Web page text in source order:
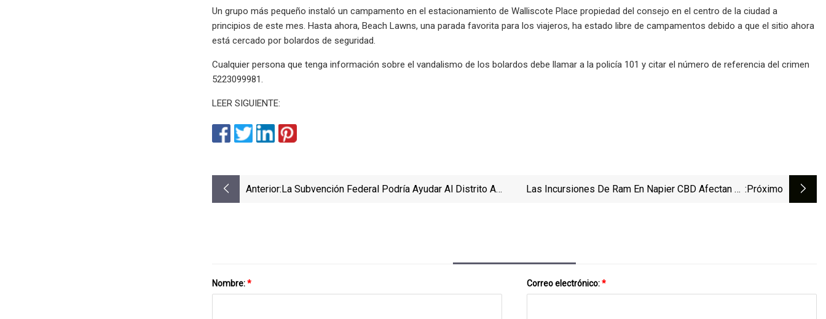
Un grupo más pequeño instaló un campamento en el estacionamiento de Walliscote Place propiedad del consejo en el centro de la ciudad a
principios de este mes. Hasta ahora, Beach Lawns, una parada favorita para los viajeros, ha estado libre de campamentos debido a que el sitio ahora
está cercado por bolardos de seguridad.
Cualquier persona que tenga información sobre el vandalismo de los bolardos debe llamar a la policía 101 y citar el número de referencia del crimen
5223099981.
LEER SIGUIENTE:
Anterior:La Subvención Federal Podría Ayudar Al Distrito A
Las Incursiones De Ram En Napier CBD Afectan La :próximo
Nombre:* Correo electrónico:*